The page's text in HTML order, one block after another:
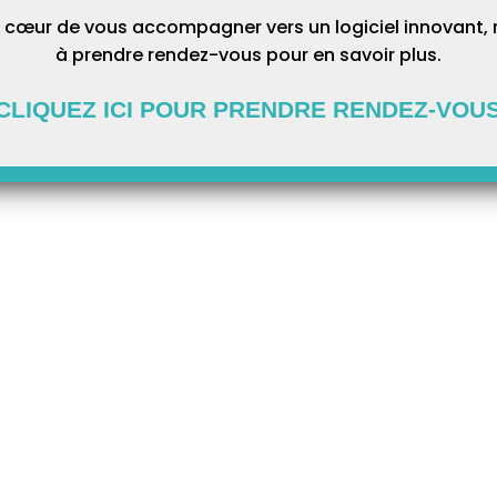
de vous accompagner vers un logiciel innovant,
à prendre rendez-vous pour en savoir plus.
ICI POUR PRENDRE RENDEZ-